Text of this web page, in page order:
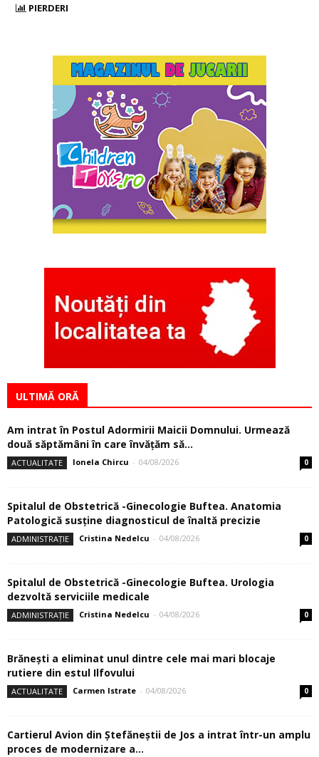
PIERDERI
ULTIMĂ ORĂ
Am intrat în Postul Adormirii Maicii Domnului. Urmează
două săptămâni în care învăţăm să...
ACTUALITATE Ionela Chircu - 04/08/2026 0
Spitalul de Obstetrică -Ginecologie Buftea. Anatomia
Patologică susţine diagnosticul de înaltă precizie
ADMINISTRAȚIE Cristina Nedelcu - 04/08/2026 0
Spitalul de Obstetrică -Ginecologie Buftea. Urologia
dezvoltă serviciile medicale
ADMINISTRAȚIE Cristina Nedelcu - 04/08/2026 0
Brănești a eliminat unul dintre cele mai mari blocaje
rutiere din estul Ilfovului
ACTUALITATE Carmen Istrate - 04/08/2026 0
Cartierul Avion din Ştefăneştii de Jos a intrat într-un amplu
proces de modernizare a...